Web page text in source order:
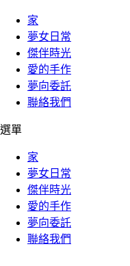
家
夢女日常
傑伴時光
愛的手作
夢向委託
聯絡我們
選單
家
夢女日常
傑伴時光
愛的手作
夢向委託
聯絡我們